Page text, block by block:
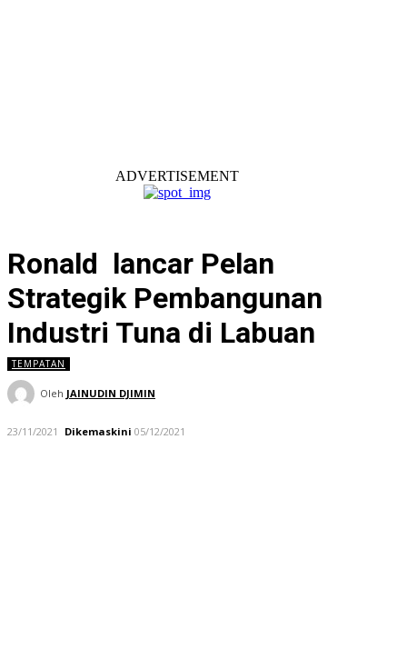
ADVERTISEMENT
Ronald lancar Pelan
Strategik Pembangunan
Industri Tuna di Labuan
TEMPATAN
Oleh JAINUDIN DJIMIN
23/11/2021 Dikemaskini 05/12/2021